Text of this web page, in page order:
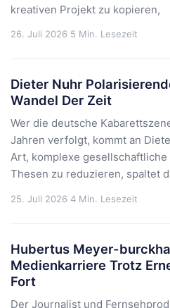
kreativen Projekt zu kopieren,
26. Juli 2026 5 Min. Lesezeit
Dieter Nuhr
Wandel Der Zeit
Wer die deutsche
Jahren verfolgt, kommt an
Art, komplexe
Thesen zu reduzieren, spaltet
25. Juli 2026 4 Min. Lesezeit
Hubertus Meyer-
Medienkarriere Trotz
Fort
Der Journalist und